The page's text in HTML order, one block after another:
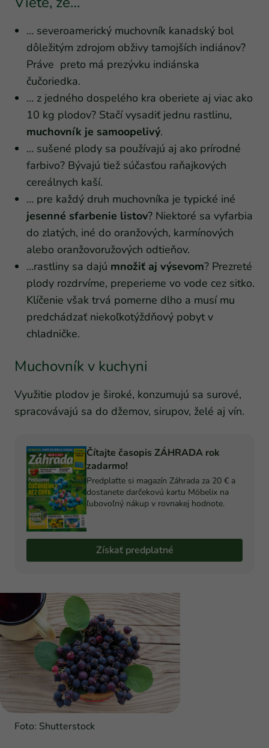
… severoamerický muchovník kanadský bol
dôležitým zdrojom obživy tamojších indiánov?
Práve preto má prezývku indiánska
čučoriedka.
… z jedného dospelého kra oberiete aj viac ako
10 kg plodov? Stačí vysadiť jednu rastlinu,
muchovník je samoopelivý.
… sušené plody sa používajú aj ako prírodné
farbivo? Bývajú tiež súčasťou raňajkových
cereálnych kaší.
… pre každý druh muchovníka je typické iné
jesenné sfarbenie listov? Niektoré sa vyfarbia
do zlatých, iné do oranžových, karmínových
alebo oranžovoružových odtieňov.
…rastliny sa dajú množiť aj výsevom? Prezreté
plody rozdrvíme, preperieme vo vode cez sitko.
Klíčenie však trvá pomerne dlho a musí mu
predchádzať niekoľkotýždňový pobyt v
chladničke.
Muchovník v kuchyni
Využitie plodov je široké, konzumujú sa surové,
spracovávajú sa do džemov, sirupov, želé aj vín.
Čítajte časopis ZÁHRADA rok
zadarmo!
Predplaťte si magazín Záhrada za 20 € a
dostanete darčekovú kartu Möbelix na
ľubovoľný nákup v rovnakej hodnote.
Získať predplatné
Foto: Shutterstock